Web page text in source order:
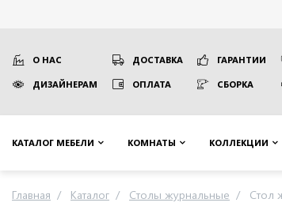
О НАС ДОСТАВКА ГАРАНТИИ
ДИЗАЙНЕРАМ ОПЛАТА СБОРКА
КАТАЛОГ МЕБЕЛИ КОМНАТЫ КОЛЛЕКЦИИ
Главная Каталог Столы журнальные Стол